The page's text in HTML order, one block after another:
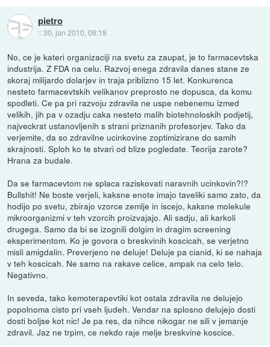
pietro
::30. jan 2010, 08:18
No, ce je kateri organizaciji na svetu za zaupat, je to farmacevtska
industrija. Z FDA na celu. Razvoj enega zdravila danes stane ze
skoraj milijardo dolarjev in traja priblizno 15 let. Konkurenca
nesteto farmacevtskih velikanov preprosto ne dopusca, da komu
spodleti. Ce pa pri razvoju zdravila ne uspe nebenemu izmed
velikih, jih pa v ozadju caka nesteto malih biotehnoloskih podjetij,
najveckrat ustanovljenih s strani priznanih profesorjev. Tako da
verjemite, da so zdravilne ucinkovine zoptimizirane do samih
skrajnosti. Sploh ko te stvari od blize pogledate. Teorija zarote?
Hrana za budale.
Da se farmacevtom ne splaca raziskovati naravnih ucinkovin?!?
Bullshit! Ne boste verjeli, kaksne enote imajo taveliki samo zato, da
hodijo po svetu, zbirajo vzorce zemlje in iscejo, kaksne molekule
mikroorganizmi v teh vzorcih proizvajajo. Ali sadju, ali karkoli
drugega. Samo da bi se izognili dolgim in dragim screening
eksperimentom. Ko je govora o breskvinih koscicah, se verjetno
misli amigdalin. Preverjeno ne deluje! Deluje pa cianid, ki se nahaja
v teh koscicah. Ne samo na rakave celice, ampak na celo telo.
Negativno.
In seveda, tako kemoterapevtiki kot ostala zdravila ne delujejo
popolnoma cisto pri vseh ljudeh. Vendar na splosno delujejo dosti
dosti boljse kot nic! Je pa res, da nihce nikogar ne sili v jemanje
zdravil. Jaz ne trpim, ce nekdo raje melje breskvine koscice.